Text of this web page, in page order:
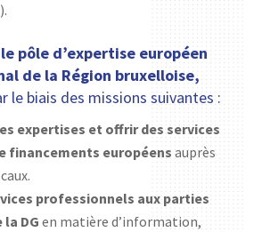
pôle d’expertise européen
de la Région bruxelloise,
le biais des missions suivantes :
expertises et offrir des services
financements européens auprès
professionnels aux parties
DG en matière d’information,